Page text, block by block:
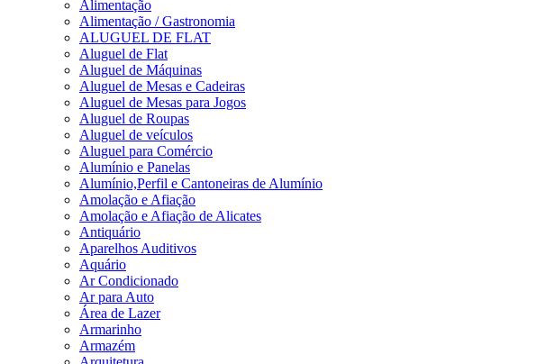
Alimentação
Alimentação / Gastronomia
ALUGUEL DE FLAT
Aluguel de Flat
Aluguel de Máquinas
Aluguel de Mesas e Cadeiras
Aluguel de Mesas para Jogos
Aluguel de Roupas
Aluguel de veículos
Aluguel para Comércio
Alumínio e Panelas
Alumínio,Perfil e Cantoneiras de Alumínio
Amolação e Afiação
Amolação e Afiação de Alicates
Antiquário
Aparelhos Auditivos
Aquário
Ar Condicionado
Ar para Auto
Área de Lazer
Armarinho
Armazém